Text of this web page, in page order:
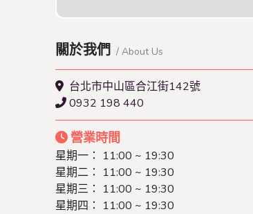
關於我們 / About Us
台北市中山區合江街142號
0932 198 440
營業時間
星期一： 11:00 ~ 19:30
星期二： 11:00 ~ 19:30
星期三： 11:00 ~ 19:30
星期四： 11:00 ~ 19:30